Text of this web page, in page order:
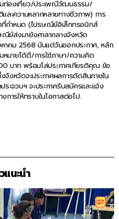
องเที่ยว/ประเพณีวัฒนธรรม/
ละความหลากหลายทางชีวภาพ) การ
ที่กำหนด (ไปรษณีย์อิเล็กทรอนิกส์
ณีย์ส่งมายังศาลากลางจังหวัด
าคม 2568 นับแต่วันออกประกาศ, หลัก
หมายได้ดี/การใช้ภาษา/ความคิด
บาท พร้อมโล่ประกาศเกียรติคุณ ข้อ
งหวัดจะประกาศผลการตัดสินภายใน
ะจวบฯ จะประกาศรับสมัครและแจ้ง
ารให้ทราบในโอกาสต่อไป.
แนะนำ